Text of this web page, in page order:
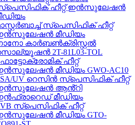
ഹീറ്റ് ഇൻസുലേഷൻ
സ്പെസിഫിക് ഹീറ്റ്
മീഡിയം
കാർബൺക്രിസ്റ്റൽ
2T-81L03-TOL
ഹീറ്റ്
മീഡിയം GWO-AC10
UV റെസിൻ സ്പെസിഫിക് ഹീറ്റ്
ആൻ്റി
മീഡിയം
സ്പെസിഫിക് ഹീറ്റ്
മീഡിയം GTO-